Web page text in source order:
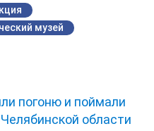
музей
погоню и поймали
области